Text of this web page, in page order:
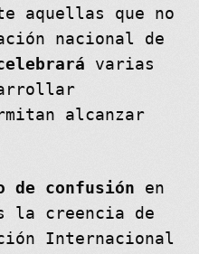
aquellas que no
nacional de
varias
alcanzar
de confusión en
la creencia de
Internacional